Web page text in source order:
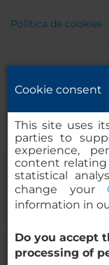
Política de cookies
Canal de denuncias
© 2000-2026 MINOR
Cookie consent
This site uses
parties to
experience,
content
statistical
change your
information in
Do you accept
processing of